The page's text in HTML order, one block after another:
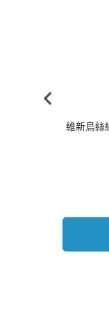
維新烏絲